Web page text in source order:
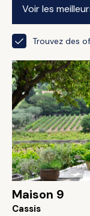
Voir les
Trouvez des
Maison 9
Cassis